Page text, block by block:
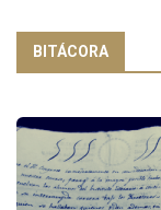
BITÁCORA